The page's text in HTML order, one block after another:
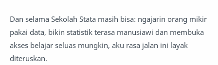
Dan selama Sekolah Stata masih bisa: ngajarin orang mikir
pakai data, bikin statistik terasa manusiawi dan membuka
akses belajar seluas mungkin, aku rasa jalan ini layak
diteruskan.